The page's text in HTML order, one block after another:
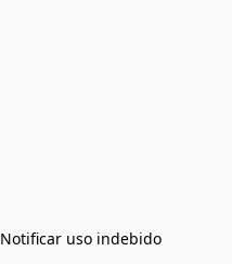
Notificar uso indebido